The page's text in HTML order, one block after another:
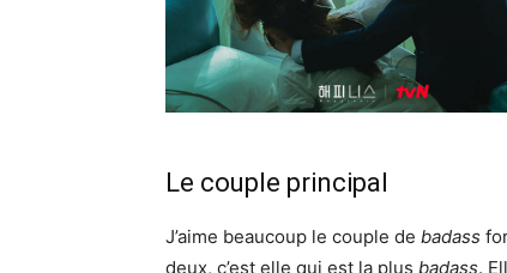
Le couple principal
J’aime beaucoup le couple de badass
deux, c’est elle qui est la plus badass.